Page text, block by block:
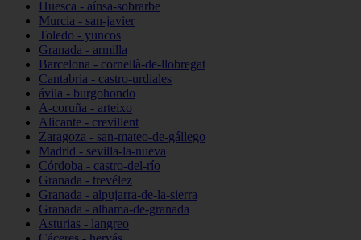
Huesca - aínsa-sobrarbe
Murcia - san-javier
Toledo - yuncos
Granada - armilla
Barcelona - cornellà-de-llobregat
Cantabria - castro-urdiales
ávila - burgohondo
A-coruña - arteixo
Alicante - crevillent
Zaragoza - san-mateo-de-gállego
Madrid - sevilla-la-nueva
Córdoba - castro-del-río
Granada - trevélez
Granada - alpujarra-de-la-sierra
Granada - alhama-de-granada
Asturias - langreo